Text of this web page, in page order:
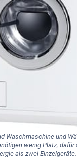
Waschmaschine und
wenig Platz,
als zwei Einzelgeräte.